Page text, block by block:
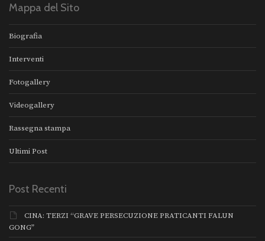
Mappa del Sito
Biografia
Interventi
Fotogallery
Videogallery
Rassegna stampa
Ultimi Post
Post Recenti
CINA: TERZI “GRAVE PERSECUZIONE PRATICANTI FALUN
GONG”